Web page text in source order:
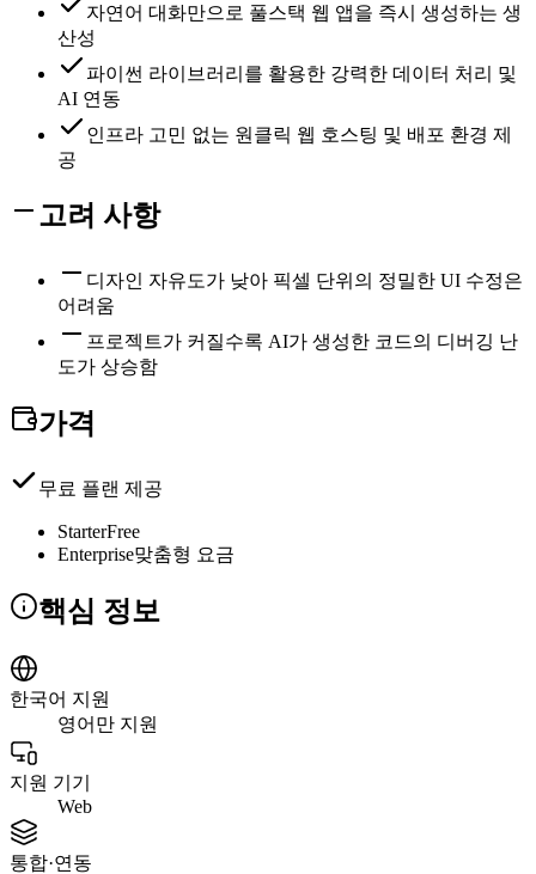
자연어 대화만으로 풀스택 웹 앱을 즉시 생성하는 생
산성
파이썬 라이브러리를 활용한 강력한 데이터 처리 및
AI 연동
인프라 고민 없는 원클릭 웹 호스팅 및 배포 환경 제
공
고려 사항
디자인 자유도가 낮아 픽셀 단위의 정밀한 UI 수정은
어려움
프로젝트가 커질수록 AI가 생성한 코드의 디버깅 난
도가 상승함
가격
무료 플랜 제공
StarterFree
Enterprise맞춤형 요금
핵심 정보
한국어 지원
영어만 지원
지원 기기
Web
통합·연동